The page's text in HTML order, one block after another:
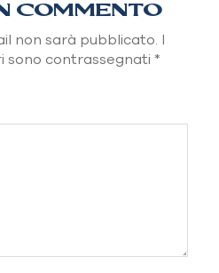
COMMENTO
non sarà pubblicato. I
sono contrassegnati *